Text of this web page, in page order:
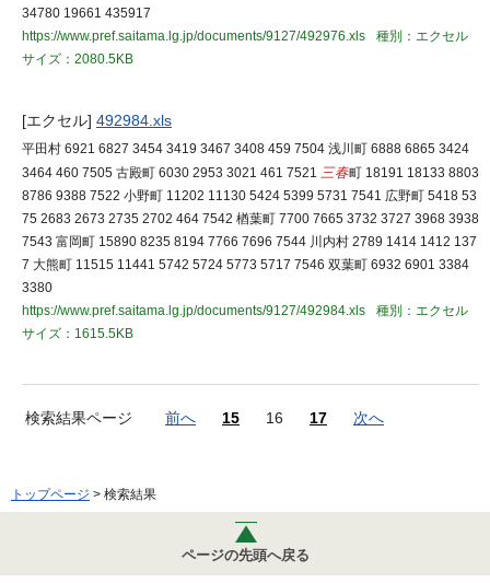
34780 19661 435917
https://www.pref.saitama.lg.jp/documents/9127/492976.xls
種別：エクセル
サイズ：2080.5KB
[エクセル] 492984.xls
平田村 6921 6827 3454 3419 3467 3408 459 7504 浅川町 6888 6865 3424
3464 460 7505 古殿町 6030 2953 3021 461 7521 三春町 18191 18133 8803
8786 9388 7522 小野町 11202 11130 5424 5399 5731 7541 広野町 5418 53
75 2683 2673 2735 2702 464 7542 楢葉町 7700 7665 3732 3727 3968 3938
7543 富岡町 15890 8235 8194 7766 7696 7544 川内村 2789 1414 1412 137
7 大熊町 11515 11441 5742 5724 5773 5717 7546 双葉町 6932 6901 3384
3380
https://www.pref.saitama.lg.jp/documents/9127/492984.xls
種別：エクセル
サイズ：1615.5KB
検索結果ページ 前へ 15 16 17 次へ
トップページ > 検索結果
ページの先頭へ戻る